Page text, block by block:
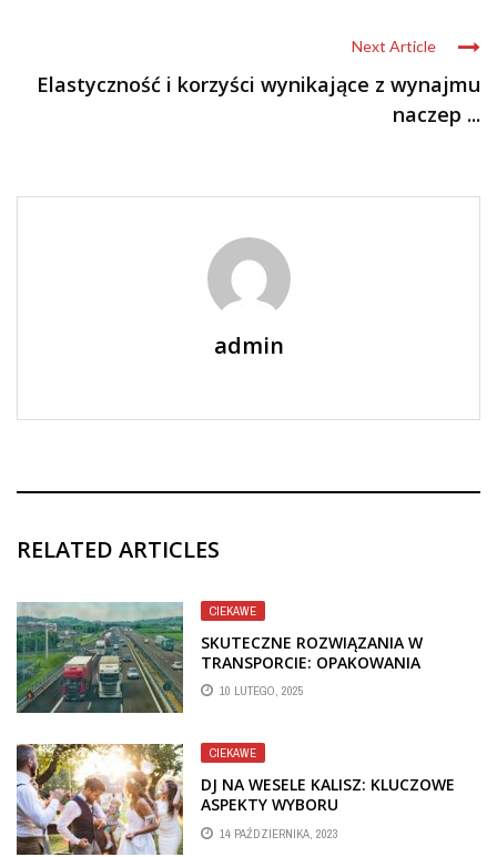
Next Article
Elastyczność i korzyści wynikające z wynajmu
naczep ...
admin
RELATED ARTICLES
CIEKAWE
SKUTECZNE ROZWIĄZANIA W
TRANSPORCIE: OPAKOWANIA
DREWNIANE I TEKTUROWE
10 LUTEGO, 2025
CIEKAWE
DJ NA WESELE KALISZ: KLUCZOWE
ASPEKTY WYBORU
14 PAŹDZIERNIKA, 2023